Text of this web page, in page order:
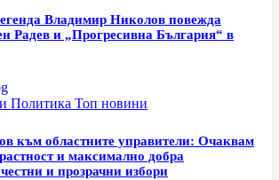
Владимир Николов повежда
Радев и „Прогресивна България“ в
Политика Топ новини
към областните управители: Очаквам
и максимално добра
и прозрачни избори